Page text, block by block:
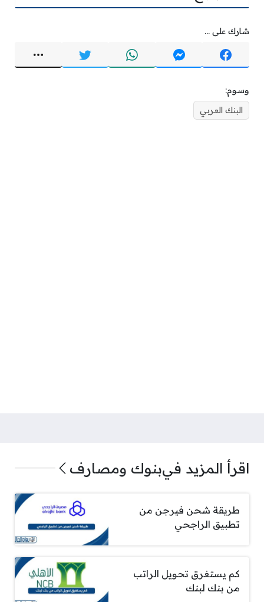
شارك على ...
وسوم:
البنك العربي
اقرأ المزيد فيبنوك ومصارف
طريقة شحن فيرجن من
تطبيق الراجحي
كم يستغرق تحويل الراتب
من بنك لبنك